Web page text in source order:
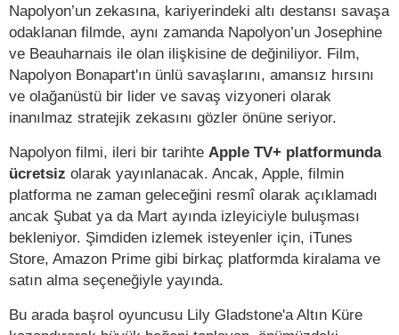
Napolyon’un zekasına, kariyerindeki altı destansı savaşa
odaklanan filmde, aynı zamanda Napolyon’un Josephine
ve Beauharnais ile olan ilişkisine de değiniliyor. Film,
Napolyon Bonapart'ın ünlü savaşlarını, amansız hırsını
ve olağanüstü bir lider ve savaş vizyoneri olarak
inanılmaz stratejik zekasını gözler önüne seriyor.
Napolyon filmi, ileri bir tarihte Apple TV+ platformunda
ücretsiz olarak yayınlanacak. Ancak, Apple, filmin
platforma ne zaman geleceğini resmî olarak açıklamadı
ancak Şubat ya da Mart ayında izleyiciyle buluşması
bekleniyor. Şimdiden izlemek isteyenler için, iTunes
Store, Amazon Prime gibi birkaç platformda kiralama ve
satın alma seçeneğiyle yayında.
Bu arada başrol oyuncusu Lily Gladstone'a Altın Küre